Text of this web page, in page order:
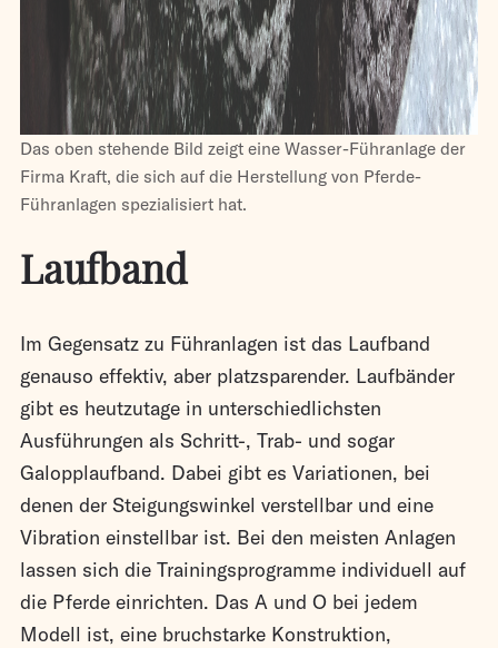
Das oben stehende Bild zeigt eine Wasser-Führanlage der
Firma Kraft, die sich auf die Herstellung von Pferde-
Führanlagen spezialisiert hat.
Laufband
Im Gegensatz zu Führanlagen ist das Laufband
genauso effektiv, aber platzsparender. Laufbänder
gibt es heutzutage in unterschiedlichsten
Ausführungen als Schritt-, Trab- und sogar
Galopplaufband. Dabei gibt es Variationen, bei
denen der Steigungswinkel verstellbar und eine
Vibration einstellbar ist. Bei den meisten Anlagen
lassen sich die Trainingsprogramme individuell auf
die Pferde einrichten. Das A und O bei jedem
Modell ist, eine bruchstarke Konstruktion,